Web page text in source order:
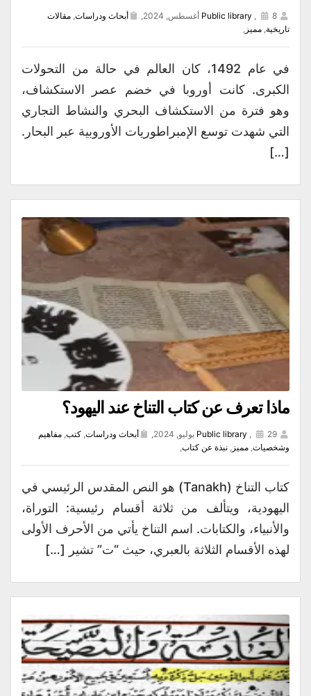
Public library , 8 أغسطس, 2024, أبحاث ودراسات, مقالات
تاريخية, مميز ,
في عام 1492، كان العالم في حالة من التحولات
الكبرى. كانت أوروبا في خضم عصر الاستكشاف،
وهو فترة من الاستكشاف البحري والنشاط التجاري
التي شهدت توسع الإمبراطوريات الأوروبية عبر البحار.
[…]
ماذا تعرف عن كتاب التناخ عند اليهود؟
Public library , 29 يوليو, 2024, أبحاث ودراسات, كتب, مفاهيم
وشخصيات, مميز , نبذة عن كتاب,
كتاب التناخ (Tanakh) هو النص المقدس الرئيسي في
اليهودية، ويتألف من ثلاثة أقسام رئيسية: التوراة،
والأنبياء، والكتابات. اسم التناخ يأتي من الأحرف الأولى
لهذه الأقسام الثلاثة بالعبري، حيث “ت” تشير […]